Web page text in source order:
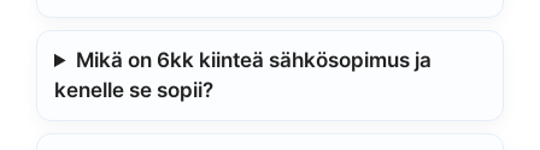
Mikä on 6kk kiinteä sähkösopimus ja
kenelle se sopii?